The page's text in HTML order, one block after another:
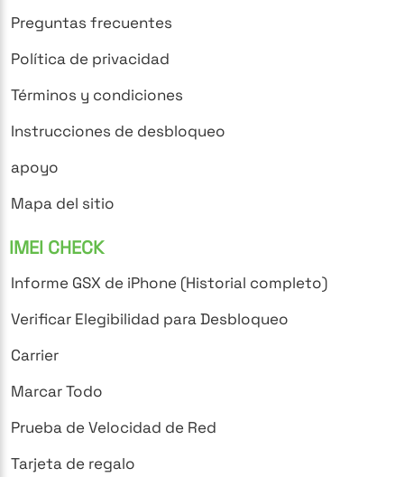
Preguntas frecuentes
Política de privacidad
Términos y condiciones
Instrucciones de desbloqueo
apoyo
Mapa del sitio
IMEI CHECK
Informe GSX de iPhone (Historial completo)
Verificar Elegibilidad para Desbloqueo
Carrier
Marcar Todo
Prueba de Velocidad de Red
Tarjeta de regalo